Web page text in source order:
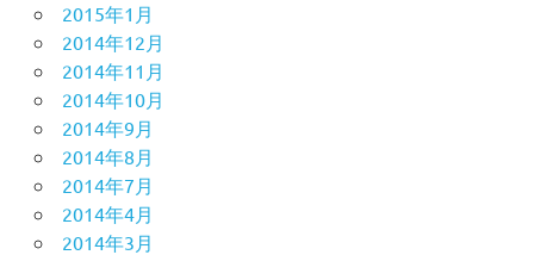
2015年1月
2014年12月
2014年11月
2014年10月
2014年9月
2014年8月
2014年7月
2014年4月
2014年3月